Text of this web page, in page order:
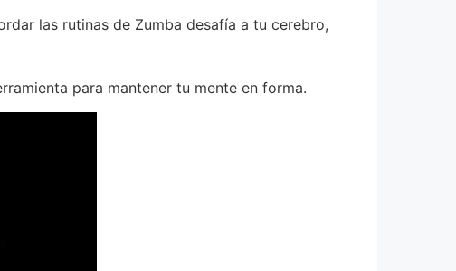
las rutinas de Zumba desafía a tu cerebro,
para mantener tu mente en forma.